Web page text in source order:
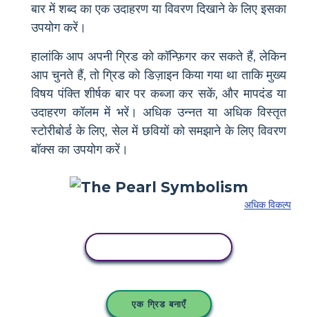
बार में शब्द का एक उदाहरण या विवरण दिखाने के लिए इसका
उपयोग करें।
हालांकि आप अपनी ग्रिड को कॉन्फ़िगर कर सकते हैं, लेकिन
आप चुनते हैं, तो ग्रिड को डिज़ाइन किया गया था ताकि मुख्य
विषय पंक्ति शीर्षक बार पर कब्जा कर सकें, और मापदंड या
उदाहरण कॉलम में भरें। अधिक उन्नत या अधिक विस्तृत
स्टोरीबोर्ड के लिए, सेल में छवियों को समझाने के लिए विवरण
बॉक्स का उपयोग करें।
अधिक विकल्प
एक ग्रिड बनाएँ